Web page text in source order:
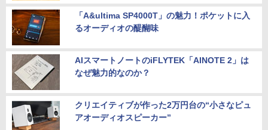
「A&ultima SP4000T」の魅力！ポケットに入
るオーディオの醍醐味
AIスマートノートのiFLYTEK「AINOTE 2」は
なぜ魅力的なのか？
クリエイティブが作った2万円台の“小さなピュ
アオーディオスピーカー”